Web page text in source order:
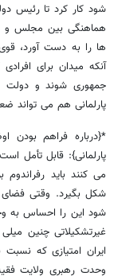
شود کار کرد تا رئیس
هماهنگی بین مجلس و
ها را به دست آورد،
آنکه میدان برای
جمهوری شوند و دولت
پارلمانی هم می تواند
*{درباره فراهم بودن
پارلمانی}: قابل تأمل
می کنند باید
شکل بگیرد. وقتی
شود این را احساس به
غیرتشکیلاتی چنین
ایران امتیازی که
وحدت رهبری ولایت